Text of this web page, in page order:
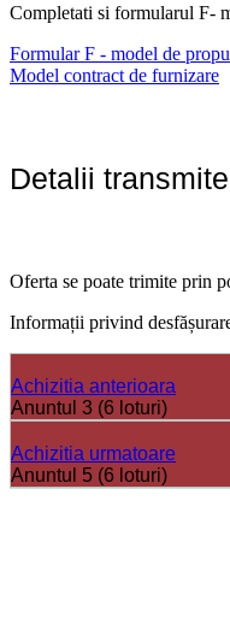
Completati si formularul F-
Formular F - model de
Model contract de furnizare
Detalii
Oferta se poate trimite prin
Informații privind
Achizitia anterioara
Anuntul 3 (6 loturi)
Achizitia urmatoare
Anuntul 5 (6 loturi)